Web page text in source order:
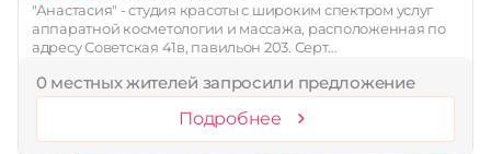
"Анастасия" - студия красоты с широким спектром услуг
аппаратной косметологии и массажа, расположенная по
адресу Советская 41в, павильон 203. Серт…
0 местных жителей запросили предложение
Подробнее